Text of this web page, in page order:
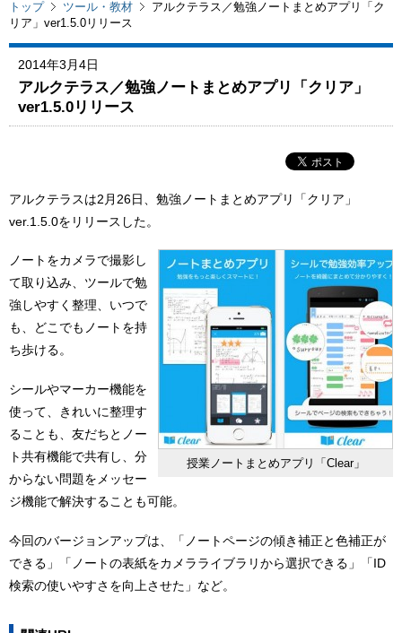
トップ ツール・教材
アルクテラス／勉強ノートまとめアプリ「ク
リア」ver1.5.0リリース
2014年3月4日
アルクテラス／勉強ノートまとめアプリ「クリア」
ver1.5.0リリース
アルクテラスは2月26日、勉強ノートまとめアプリ「クリア」
ver.1.5.0をリリースした。
授業ノートまとめアプリ「Clear」
ノートをカメラで撮影し
て取り込み、ツールで勉
強しやすく整理、いつで
も、どこでもノートを持
ち歩ける。
シールやマーカー機能を
使って、きれいに整理す
ることも、友だちとノー
ト共有機能で共有し、分
からない問題をメッセー
ジ機能で解決することも可能。
今回のバージョンアップは、「ノートページの傾き補正と色補正が
できる」「ノートの表紙をカメラライブラリから選択できる」「ID
検索の使いやすさを向上させた」など。